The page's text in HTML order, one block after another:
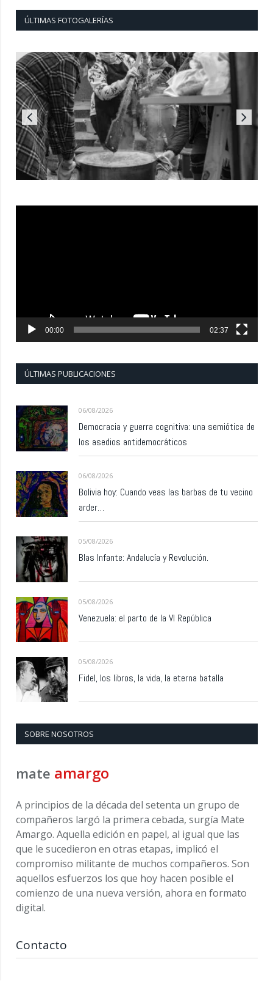
ÚLTIMAS FOTOGALERÍAS
00:00 02:37
ÚLTIMAS PUBLICACIONES
06/08/2026
Democracia y guerra cognitiva: una semiótica de
los asedios antidemocráticos
06/08/2026
Bolivia hoy: Cuando veas las barbas de tu vecino
arder…
05/08/2026
Blas Infante: Andalucía y Revolución.
05/08/2026
Venezuela: el parto de la VI República
05/08/2026
Fidel, los libros, la vida, la eterna batalla
SOBRE NOSOTROS
mate amargo
A principios de la década del setenta un grupo de
compañeros largó la primera cebada, surgía Mate
Amargo. Aquella edición en papel, al igual que las
que le sucedieron en otras etapas, implicó el
compromiso militante de muchos compañeros. Son
aquellos esfuerzos los que hoy hacen posible el
comienzo de una nueva versión, ahora en formato
digital.
Contacto